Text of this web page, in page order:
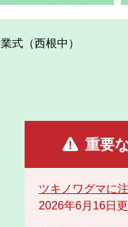
式（西根中）
重要
ツキノワグマに
2026年6月16日